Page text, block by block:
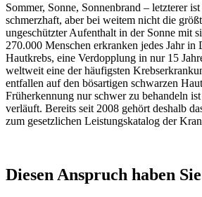
Sommer, Sonne, Sonnenbrand – letzterer
schmerzhaft, aber bei weitem nicht die
ungeschützter Aufenthalt in der Sonne mit
270.000 Menschen erkranken jedes Jahr in
Hautkrebs, eine Verdopplung in nur 15
weltweit eine der häufigsten
entfallen auf den bösartigen schwarzen
Früherkennung nur schwer zu behandeln
verläuft. Bereits seit 2008 gehört deshalb
zum gesetzlichen Leistungskatalog der
Diesen Anspruch haben